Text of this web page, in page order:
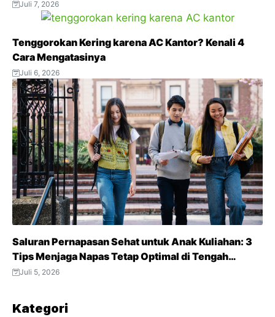
Juli 7, 2026
Tenggorokan Kering karena AC Kantor? Kenali 4
Cara Mengatasinya
Juli 6, 2026
Saluran Pernapasan Sehat untuk Anak Kuliahan: 3
Tips Menjaga Napas Tetap Optimal di Tengah
Aktivitas Padat
Juli 5, 2026
Kategori